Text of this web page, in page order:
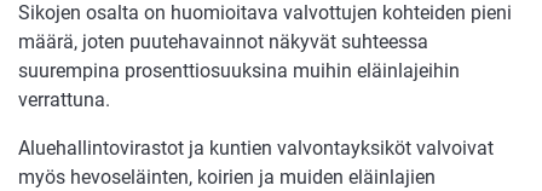
Sikojen osalta on huomioitava valvottujen kohteiden pieni
määrä, joten puutehavainnot näkyvät suhteessa
suurempina prosenttiosuuksina muihin eläinlajeihin
verrattuna.
Aluehallintovirastot ja kuntien valvontayksiköt valvoivat
myös hevoseläinten, koirien ja muiden eläinlajien